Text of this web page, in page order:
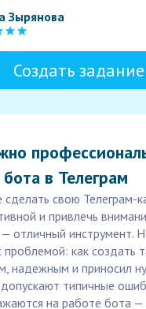
Зырянова
Создать задание
в Телеграм
свою Телеграм-
и привлечь
отличный инструмент.
проблемой: как создать
надежным и приносил
типичные
на работе бота —